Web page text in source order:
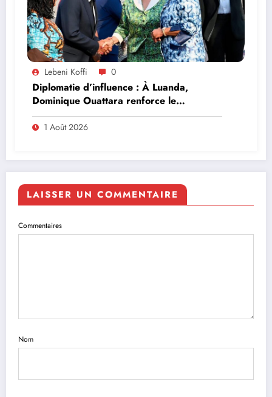
Lebeni Koffi 0
Diplomatie d’influence : À Luanda,
Dominique Ouattara renforce le
leadership solidaire de la Côte d’Ivoire en
Afrique
1 Août 2026
LAISSER UN COMMENTAIRE
Commentaires
Nom